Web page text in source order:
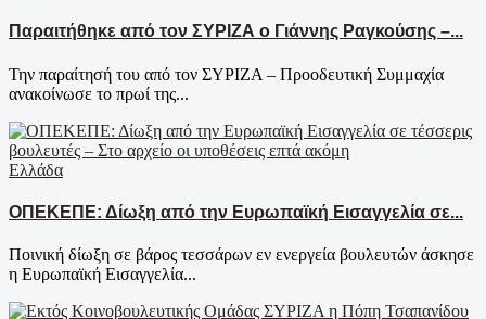
Παραιτήθηκε από τον ΣΥΡΙΖΑ ο Γιάννης Ραγκούσης –...
Την παραίτησή του από τον ΣΥΡΙΖΑ – Προοδευτική Συμμαχία
ανακοίνωσε το πρωί της...
Ελλάδα
ΟΠΕΚΕΠΕ: Δίωξη από την Ευρωπαϊκή Εισαγγελία σε...
Ποινική δίωξη σε βάρος τεσσάρων εν ενεργεία βουλευτών άσκησε
η Ευρωπαϊκή Εισαγγελία...